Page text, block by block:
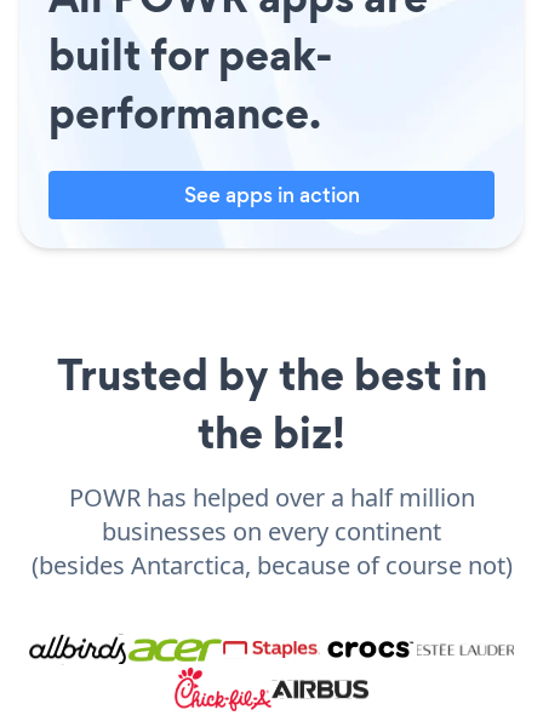
built for peak-
performance.
See apps in action
Trusted by the best in
the biz!
POWR has helped over a half million
businesses on every continent
(besides Antarctica, because of course not)